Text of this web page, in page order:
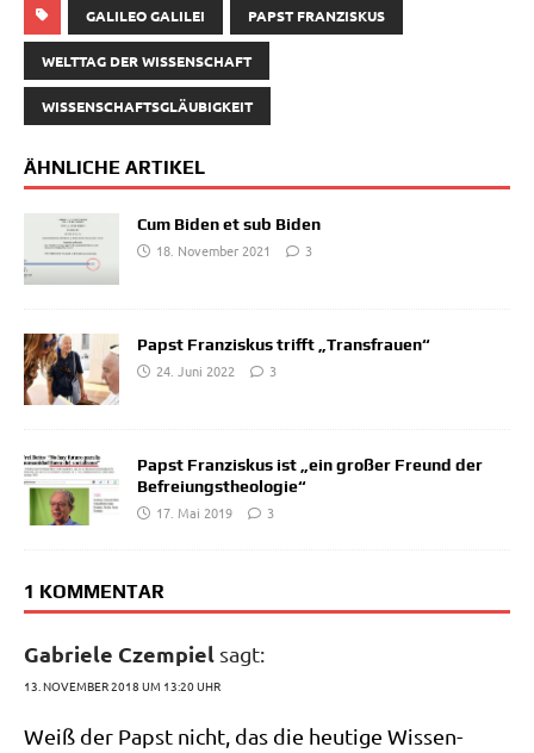
GALILEO GALILEI PAPST FRANZISKUS
WELTTAG DER WISSENSCHAFT
WISSENSCHAFTSGLÄUBIGKEIT
ÄHNLICHE ARTIKEL
Cum Biden et sub Biden
18. November 2021
3
Papst Franziskus trifft „Transfrauen“
24. Juni 2022
3
Papst Franziskus ist „ein großer Freund der
Befreiungstheologie“
17. Mai 2019
3
1 KOMMENTAR
Gabriele Czempiel sagt:
13. NOVEMBER 2018 UM 13:20 UHR
Weiß der Papst nicht, das die heu­ti­ge Wis­sen­